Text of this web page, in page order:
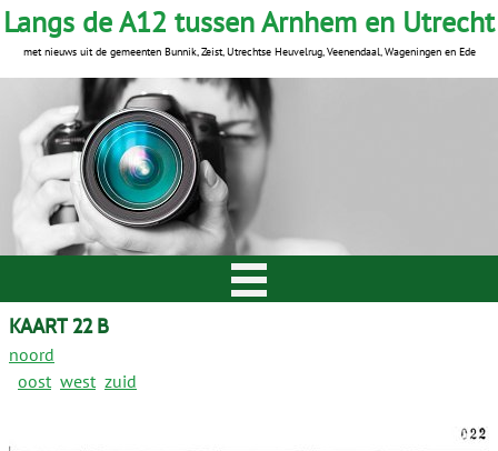
KAART 22 B
noord
oost west zuid
Langs de A12 tussen Arnhem en Utrecht
met nieuws uit de gemeenten Bunnik, Zeist, Utrechtse Heuvelrug, Veenendaal, Wageningen en Ede